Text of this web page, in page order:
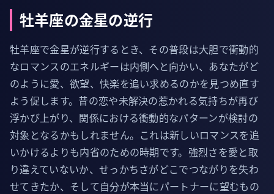
牡羊座の金星の逆行
牡羊座で金星が逆行するとき、その普段は大胆で衝動的
なロマンスのエネルギーは内側へと向かい、あなたがど
のように愛、欲望、快楽を追い求めるのかを見つめ直す
よう促します。昔の恋や未解決の惹かれる気持ちが再び
浮かび上がり、関係における衝動的なパターンが検討の
対象となるかもしれません。これは新しいロマンスを追
いかけるよりも内省のための時期です。強烈さを愛と取
り違えていないか、せっかちさがどこでつながりを失わ
せてきたか、そして自分が本当にパートナーに望むもの